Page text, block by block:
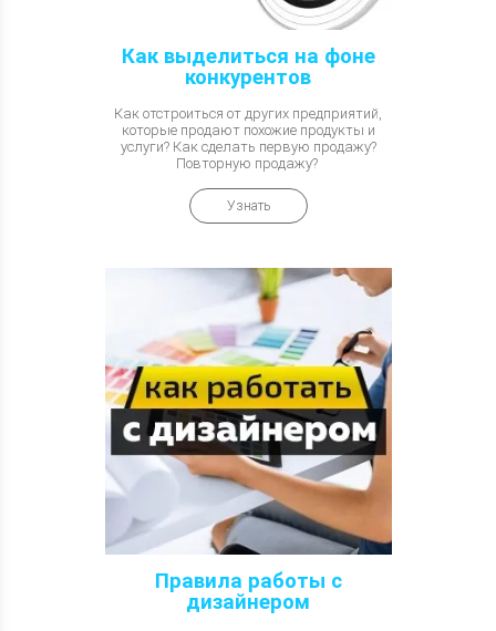
Как выделиться на фоне
конкурентов
Как отстроиться от других предприятий,
которые продают похожие продукты и
услуги? Как сделать первую продажу?
Повторную продажу?
Узнать
Правила работы с
дизайнером